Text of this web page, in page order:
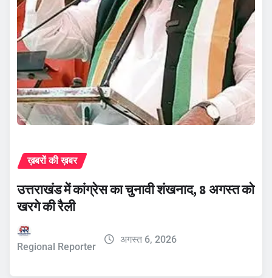
ख़बरों की ख़बर
उत्तराखंड में कांग्रेस का चुनावी शंखनाद, 8 अगस्त को
खरगे की रैली
Regional Reporter
अगस्त 6, 2026